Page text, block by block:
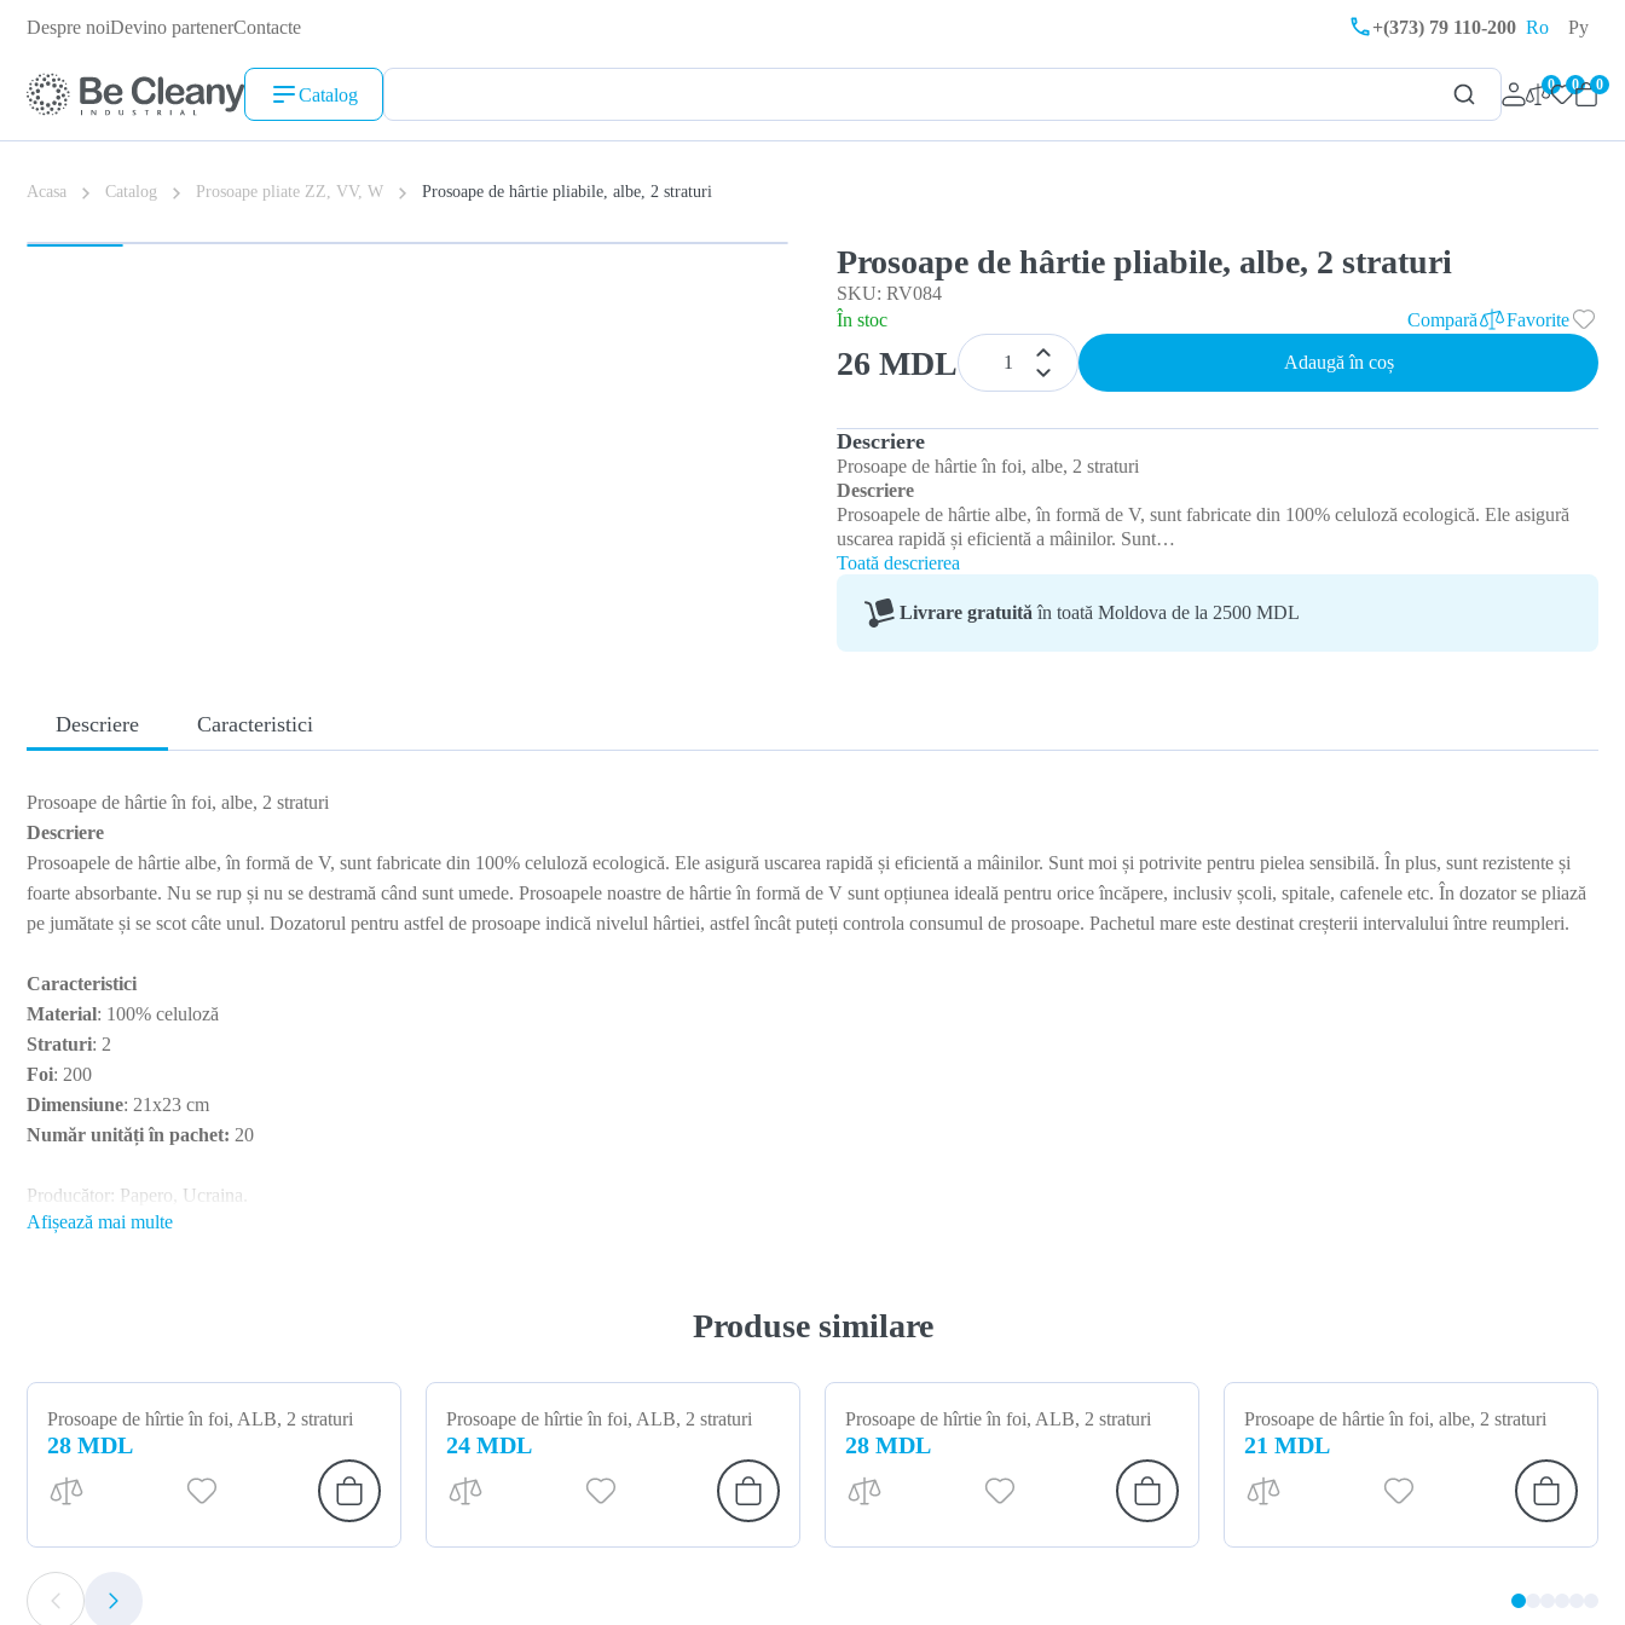
Despre noiDevino partenerContacte +(373) 79 110-200 Ro Ру
Catalog 0 0 0
Acasa Catalog Prosoape pliate ZZ, VV, W Prosoape de hârtie pliabile, albe, 2 straturi
Prosoape de hârtie pliabile, albe, 2 straturi
SKU: RV084
În stoc
Compară Favorite
26 MDL Adaugă în coș
Descriere
Prosoape de hârtie în foi, albe, 2 straturi
Descriere
Prosoapele de hârtie albe, în formă de V, sunt fabricate din 100% celuloză ecologică. Ele asigură
uscarea rapidă și eficientă a mâinilor. Sunt…
Toată descrierea
Livrare gratuită în toată Moldova de la 2500 MDL
Descriere Caracteristici
Prosoape de hârtie în foi, albe, 2 straturi
Descriere
Prosoapele de hârtie albe, în formă de V, sunt fabricate din 100% celuloză ecologică. Ele asigură uscarea rapidă și eficientă a mâinilor. Sunt moi și potrivite pentru pielea sensibilă. În plus, sunt rezistente și
foarte absorbante. Nu se rup și nu se destramă când sunt umede. Prosoapele noastre de hârtie în formă de V sunt opțiunea ideală pentru orice încăpere, inclusiv școli, spitale, cafenele etc. În dozator se pliază
pe jumătate și se scot câte unul. Dozatorul pentru astfel de prosoape indică nivelul hârtiei, astfel încât puteți controla consumul de prosoape. Pachetul mare este destinat creșterii intervalului între reumpleri.
Caracteristici
Material: 100% celuloză
Straturi: 2
Foi: 200
Dimensiune: 21x23 cm
Număr unități în pachet: 20
Producător: Papero, Ucraina.
Afișează mai multe
Produse similare
Prosoape de hîrtie în foi, ALB, 2 straturi
28 MDL
Prosoape de hîrtie în foi, ALB, 2 straturi
24 MDL
Prosoape de hîrtie în foi, ALB, 2 straturi
28 MDL
Prosoape de hârtie în foi, albe, 2 straturi
21 MDL